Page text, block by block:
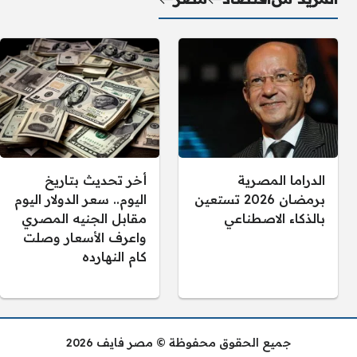
الدراما المصرية
برمضان 2026 تستعين
بالذكاء الاصطناعي
أخر تحديث بتاريخ
اليوم.. سعر الدولار اليوم
مقابل الجنيه المصري
واعرف الأسعار وصلت
كام النهارده
جميع الحقوق محفوظة © مصر فايف 2026